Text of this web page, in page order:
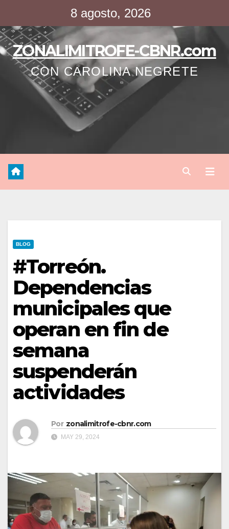
contenido
8 agosto, 2026
ZONALIMITROFE-CBNR.com
CON CAROLINA NEGRETE
BLOG
#Torreón.
Dependencias
municipales que
operan en fin de
semana
suspenderán
actividades
Por zonalimitrofe-cbnr.com
MAY 29, 2024